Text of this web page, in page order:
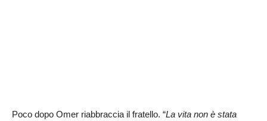
Poco dopo Omer riabbraccia il fratello. “La vita non è stata